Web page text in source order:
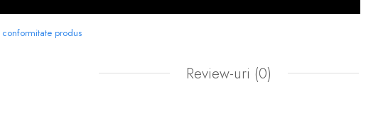
produs
Review-uri (0)